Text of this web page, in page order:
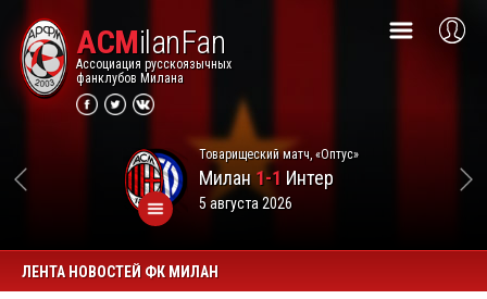
ACMilanFan
Ассоциация русскоязычных
фанклубов Милана
Товарищеский матч, «Оптус»
Милан1-1 Интер
5 августа 2026
ЛЕНТА НОВОСТЕЙ ФК МИЛАН